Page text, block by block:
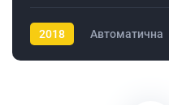
2018 Автоматична